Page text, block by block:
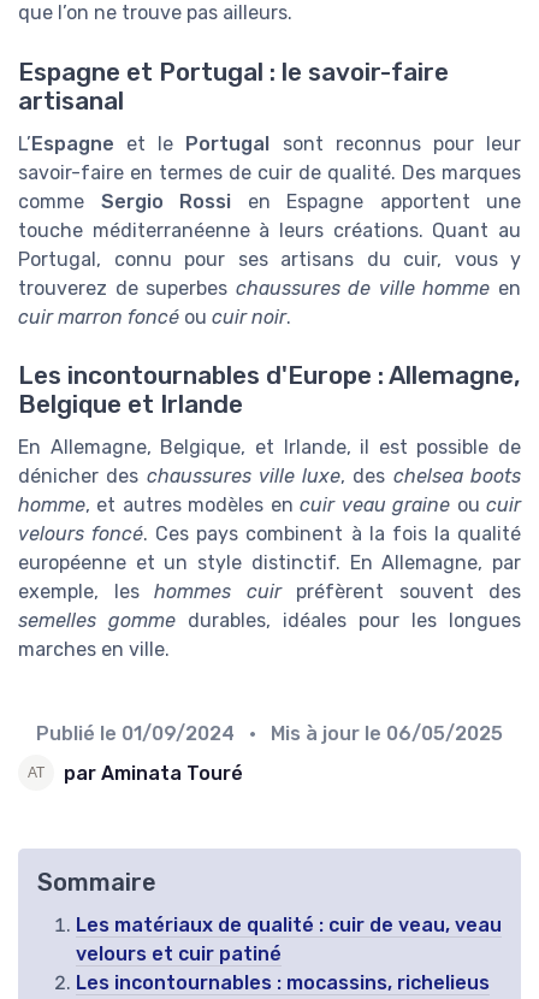
que l’on ne trouve pas ailleurs.
Espagne et Portugal : le savoir-faire
artisanal
L’Espagne et le Portugal sont reconnus pour leur
savoir-faire en termes de cuir de qualité. Des marques
comme Sergio Rossi en Espagne apportent une
touche méditerranéenne à leurs créations. Quant au
Portugal, connu pour ses artisans du cuir, vous y
trouverez de superbes chaussures de ville homme en
cuir marron foncé ou cuir noir.
Les incontournables d'Europe : Allemagne,
Belgique et Irlande
En Allemagne, Belgique, et Irlande, il est possible de
dénicher des chaussures ville luxe, des chelsea boots
homme, et autres modèles encuir veau graine oucuir
velours foncé. Ces pays combinent à la fois la qualité
européenne et un style distinctif. En Allemagne, par
exemple, les hommes cuirpréfèrent souvent des
semelles gomme durables, idéales pour les longues
marches en ville.
Publié le 01/09/2024 • Mis à jour le 06/05/2025
par Aminata Touré
Sommaire
Les matériaux de qualité : cuir de veau, veau
velours et cuir patiné
Les incontournables : mocassins, richelieus